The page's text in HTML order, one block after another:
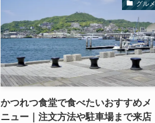
グルメ
かつれつ食堂で食べたいおすすめメ
ニュー｜注文方法や駐車場まで来店